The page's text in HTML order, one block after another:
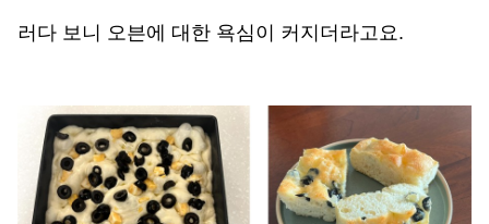
러다 보니 오븐에 대한 욕심이 커지더라고요.